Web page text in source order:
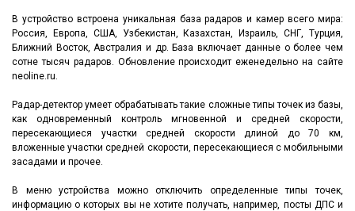
В устройство встроена уникальная база радаров и камер всего мира:
Россия, Европа, США, Узбекистан, Казахстан, Израиль, СНГ, Турция,
Ближний Восток, Австралия и др. База включает данные о более чем
сотне тысяч радаров. Обновление происходит еженедельно на сайте
neoline.ru.
Радар-детектор умеет обрабатывать такие сложные типы точек из базы,
как одновременный контроль мгновенной и средней скорости,
пересекающиеся участки средней скорости длиной до 70 км,
вложенные участки средней скорости, пересекающиеся с мобильными
засадами и прочее.
В меню устройства можно отключить определенные типы точек,
информацию о которых вы не хотите получать, например, посты ДПС и